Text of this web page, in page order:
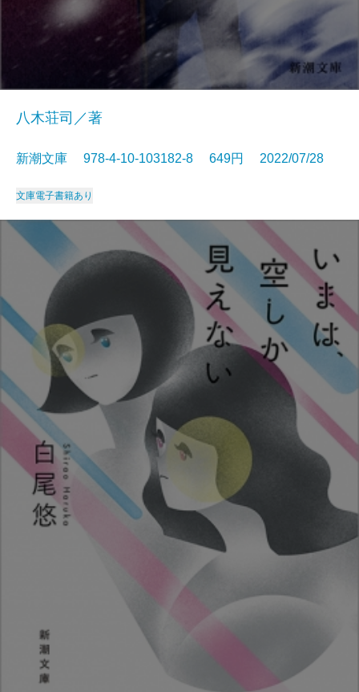
八木荘司／著
新潮文庫 978-4-10-103182-8 649円 2022/07/28
文庫電子書籍あり